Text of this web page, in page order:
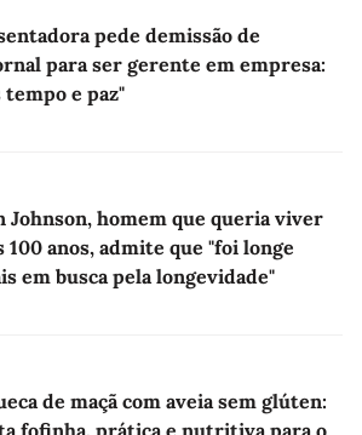
pede demissão de
para ser gerente em empresa:
tempo e paz"
Johnson, homem que queria viver
100 anos, admite que "foi longe
em busca pela longevidade"
de maçã com aveia sem glúten:
fofinha, prática e nutritiva para o